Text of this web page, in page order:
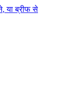
या ब्रीफ से